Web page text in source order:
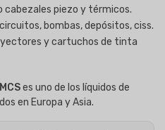
piezo y térmicos.
bombas, depósitos, ciss.
y cartuchos de tinta
es uno de los líquidos de
en Europa y Asia.